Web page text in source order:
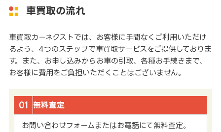
車買取の流れ
車買取カーネクストでは、お客様に手間なくご利用いただけ
るよう、4つのステップで車買取サービスをご提供しておりま
す。また、お申し込みからお車の引取、各種お手続きまで、
お客様に費用をご負担いただくことはございません。
01 無料査定
お問い合わせフォームまたはお電話にて無料査定。